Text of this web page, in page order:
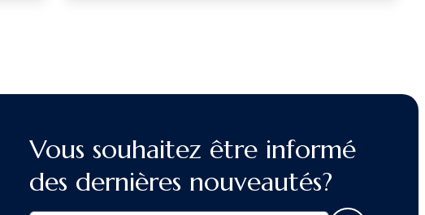
Vous souhaitez être informé
des dernières nouveautés?